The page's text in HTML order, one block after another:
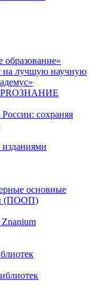
на лучшую научную
PROЗНАНИЕ
сохраняя
основные
(ПООП)